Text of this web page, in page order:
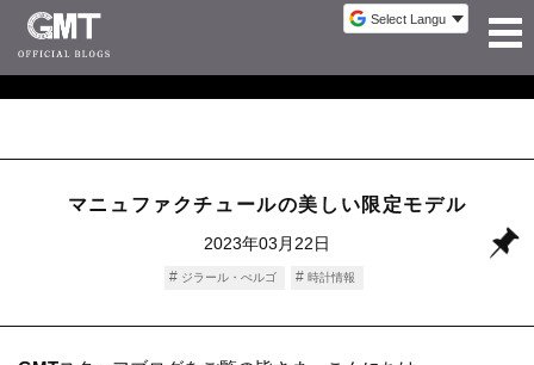
マニュファクチュールの美しい限定モデル
2023年03月22日
ジラール・ぺルゴ 時計情報